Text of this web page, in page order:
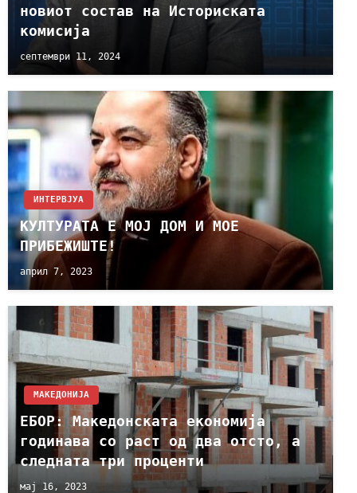
новиот состав на Историската
комисија
септември 11, 2024
ИНТЕРВЈУА
КУЛТУРАТА Е МОЈ ДОМ И МОЕ
ПРИБЕЖИШТЕ!
април 7, 2023
МАКЕДОНИЈА
ЕБОР: Македонската економија
годинава со раст од два отсто, а
следната три проценти
мај 16, 2023